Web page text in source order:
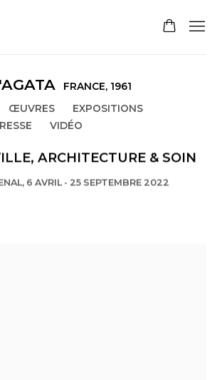
FRANCE, 1961
ŒUVRES
EXPOSITIONS
VIDÉO
ARCHITECTURE & SOIN
6 AVRIL - 25 SEPTEMBRE 2022